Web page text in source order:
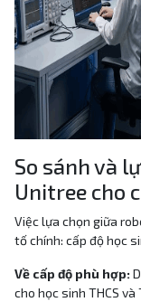
So sánh và
Unitree cho
Việc lựa chọn giữa
tố chính: cấp độ học
Về cấp độ phù hợp:
cho học sinh THCS